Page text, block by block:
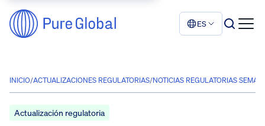
ES
INICIO/ACTUALIZACIONES REGULATORIAS/NOTICIAS REGULATORIAS
Actualización regulatoria